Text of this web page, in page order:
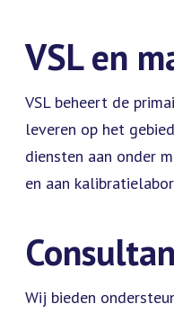
VSL en
VSL beheert de
leveren op het
diensten aan onder
en aan
Wij bieden